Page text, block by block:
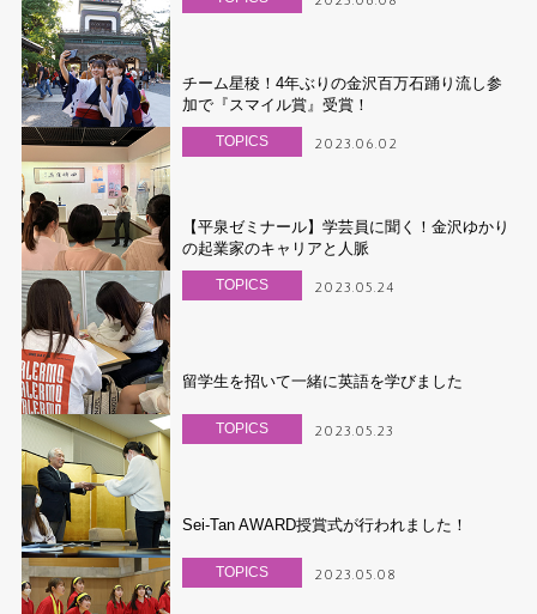
チーム星稜！4年ぶりの金沢百万石踊り流し参
加で『スマイル賞』受賞！
TOPICS 2023.06.02
【平泉ゼミナール】学芸員に聞く！金沢ゆかり
の起業家のキャリアと人脈
TOPICS 2023.05.24
留学生を招いて一緒に英語を学びました
TOPICS 2023.05.23
Sei-Tan AWARD授賞式が行われました！
TOPICS 2023.05.08